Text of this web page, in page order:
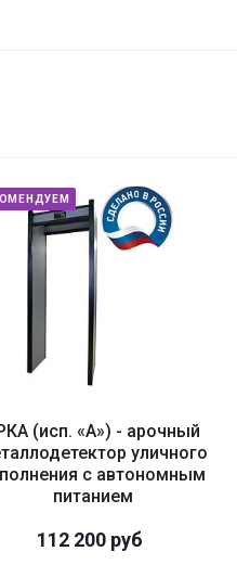
(исп. «А») - арочный
уличного
с автономным
питанием
112 200 руб